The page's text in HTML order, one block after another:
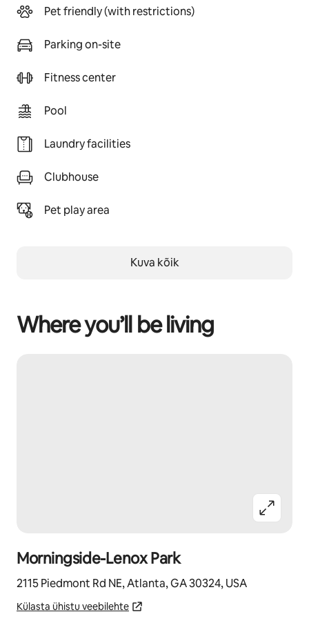
Pet friendly (with restrictions)
Parking on-site
Fitness center
Pool
Laundry facilities
Clubhouse
Pet play area
Kuva kõik
Where you’ll be living
Morningside-Lenox Park
2115 Piedmont Rd NE, Atlanta, GA 30324, USA
Külasta ühistu veebilehte